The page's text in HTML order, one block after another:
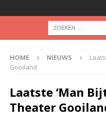
HOME NIEUWS
Gooiland
Laatste ‘Man
Theater